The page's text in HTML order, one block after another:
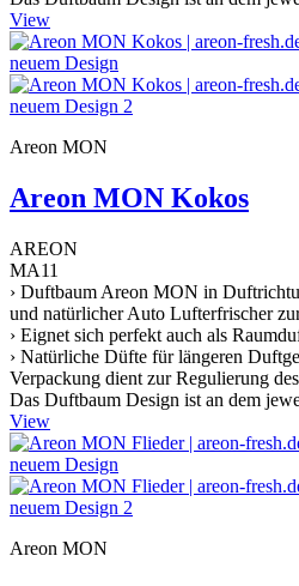
View
Areon MON
Areon MON Kokos
AREON
MA11
› Duftbaum Areon MON in
und natürlicher Auto Lufterfrischer
› Eignet sich perfekt auch als
› Natürliche Düfte für längeren
Verpackung dient zur Regulierung
Das Duftbaum Design ist an dem
View
Areon MON